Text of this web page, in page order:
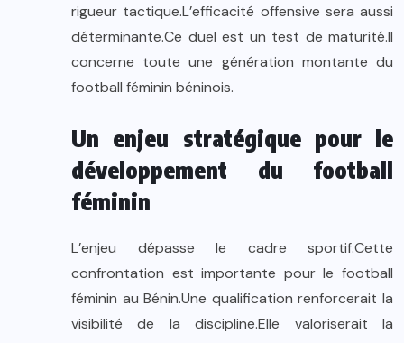
rigueur tactique.L’efficacité offensive sera aussi
déterminante.Ce duel est un test de maturité.Il
concerne toute une génération montante du
football féminin béninois.
Un enjeu stratégique pour le
développement du football
féminin
L’enjeu dépasse le cadre sportif.Cette
confrontation est importante pour le football
féminin au Bénin.Une qualification renforcerait la
visibilité de la discipline.Elle valoriserait la